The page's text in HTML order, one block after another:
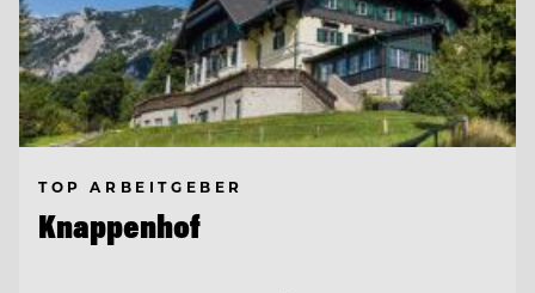
TOP ARBEITGEBER
Knappenhof